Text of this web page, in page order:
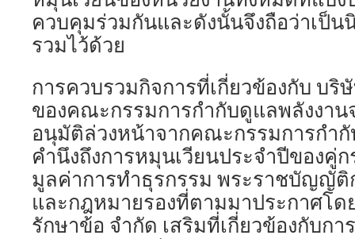
ควบคุมร่วมกันและดังนั้นจึงถือว่าเป็น
รวมไว้ด้วย
การควบรวมกิจการที่เกี่ยวข้องกับ บ
ของคณะกรรมการกำกับดูแลพลังงาน
อนุมัติล่วงหน้าจากคณะกรรมการกำ
คำนึงถึงการหมุนเวียนประจำปีของคู่
มูลค่าการทำธุรกรรม พระราชบัญญัติ
และกฎหมายรองที่ตามมาประกาศโด
รักษาข้อ จำกัด เสริมที่เกี่ยวข้องกับก